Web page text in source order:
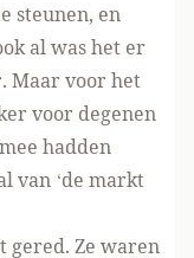
steunen, en
al was het er
Maar voor het
voor degenen
hadden
van ‘de markt
gered. Ze waren